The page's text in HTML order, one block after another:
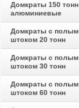
Домкраты 150 тонн
алюминиевые
Домкраты с полым
штоком 20 тонн
Домкраты с полым
штоком 30 тонн
Домкраты с полым
штоком 60 тонн